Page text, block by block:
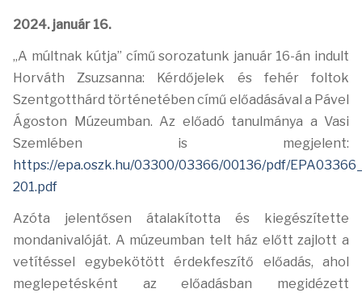
2024. január 16.
„A múltnak kútja” című sorozatunk január 16-án indult
Horváth Zsuzsanna: Kérdőjelek és fehér foltok
Szentgotthárd történetében című előadásával a Pável
Ágoston Múzeumban. Az előadó tanulmánya a Vasi
Szemlében is megjelent:
https://epa.oszk.hu/03300/03366/00136/pdf/
201.pdf
Azóta jelentősen átalakította és kiegészítette
mondanivalóját. A múzeumban telt ház előtt zajlott a
vetítéssel egybekötött érdekfeszítő előadás, ahol
meglepetésként az előadásban megidézett